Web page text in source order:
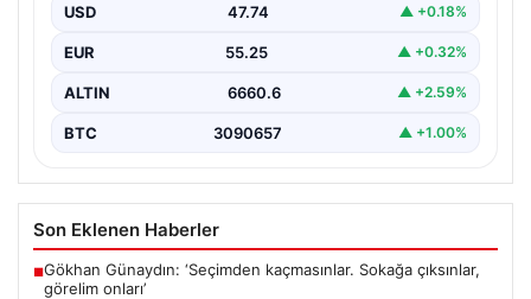
USD 47.74 ▲ +0.18%
EUR 55.25 ▲ +0.32%
ALTIN 6660.6 ▲ +2.59%
BTC 3090657 ▲ +1.00%
Son Eklenen Haberler
■Gökhan Günaydın: ‘Seçimden kaçmasınlar. Sokağa çıksınlar,
görelim onları’